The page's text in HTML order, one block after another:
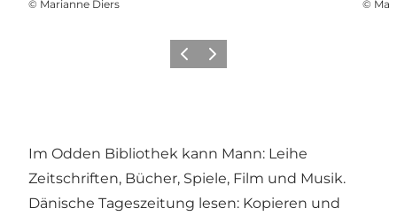
© Marianne Diers
©
Vorherige Folie
Nächste Folie
Im Odden Bibliothek kann Mann: Leihe
Zeitschriften, Bücher, Spiele, Film und Musik.
Dänische Tageszeitung lesen: Kopieren und